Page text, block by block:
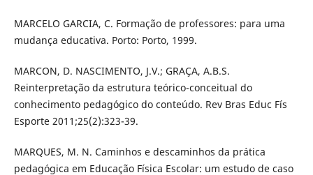
MARCELO GARCIA, C. Formação de professores: para uma
mudança educativa. Porto: Porto, 1999.
MARCON, D. NASCIMENTO, J.V.; GRAÇA, A.B.S.
Reinterpretação da estrutura teórico-conceitual do
conhecimento pedagógico do conteúdo. Rev Bras Educ Fís
Esporte 2011;25(2):323-39.
MARQUES, M. N. Caminhos e descaminhos da prática
pedagógica em Educação Física Escolar: um estudo de caso